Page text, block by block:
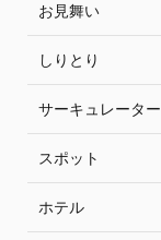
お見舞い
しりとり
サーキュレーター
スポット
ホテル